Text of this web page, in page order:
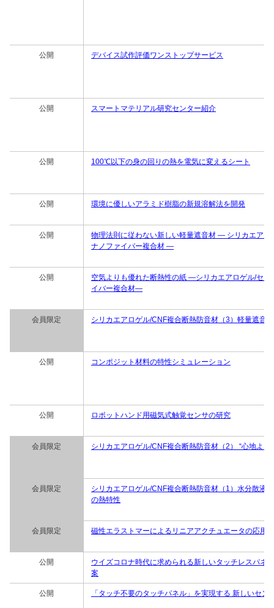
公開 デバイス試作評価ワンストップサービス
公開 スマートマテリアル研究センター紹介
公開 100℃以下の身の回りの熱を電気に変えるシート
公開 環境に優しいアラミド樹脂の新規溶解法を開発
公開
物理法則に従わない新しい軽量遮音材 ― シリカエアロ
ナノファイバー複合材 ―
公開
空気よりも優れた断熱性の紙 ―シリカエアロゲル/セル
イバー複合材―
会員限定 シリカエアロゲル/CNF複合断熱防音材（3）軽量遮音材
公開 コンポジット材料の特性シミュレーション
公開 ロボットハンド用磁気式触覚センサの研究
会員限定 シリカエアロゲル/CNF複合断熱防音材（2） “心地よい
会員限定
シリカエアロゲル/CNF複合断熱防音材（1）水分散液
の熱特性
会員限定 磁性エラストマーによるリニアアクチュエータの応用
公開
ウイズコロナ時代に求められる新しいタッチレスパネ
案
公開 「タッチ不要のタッチパネル」を実現する 新しいセン